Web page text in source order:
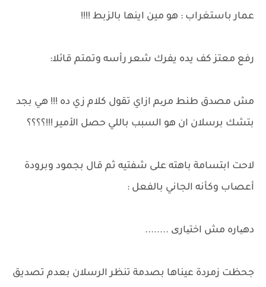
عمار باستغراب : هو مين اينها بالزبط !!!!
رفع معتز كف يده يفرك شعر رأسه وتمتم قائلا:
مش مصدق طنط مریم ازاي تقول كلام زي ده !!! هي بجد
بتشك برسلان ان هو السبب باللي حصل الأمير !!!؟؟؟؟
لاحت ابتسامة باهته على شفتيه ثم قال بجمود وبرودة
أعصاب وكأنه الجاني بالفعل :
دهیاره مش اختیاری ........
جحظت زمردة عيناها بصدمة تنظر الرسلان بعدم تصديق